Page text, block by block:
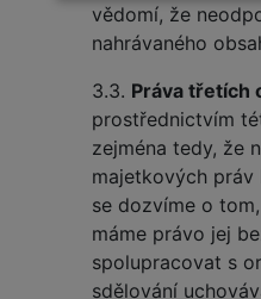
vědomí, že
nahrávaného
3.3. Práva třetích
prostřednictvím
zejména tedy, že
majetkových práv
se dozvíme o
máme právo jej
spolupracovat s
sdělování